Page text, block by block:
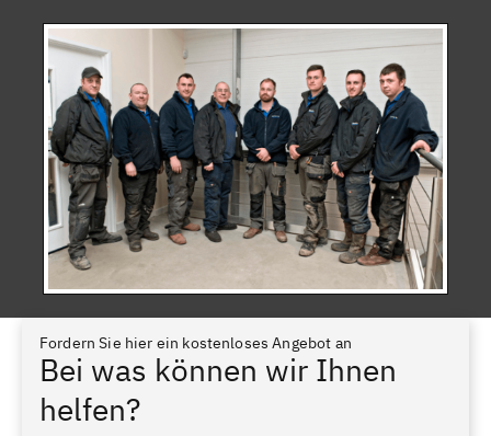
Fordern Sie hier ein kostenloses Angebot an
Bei was können wir Ihnen
helfen?